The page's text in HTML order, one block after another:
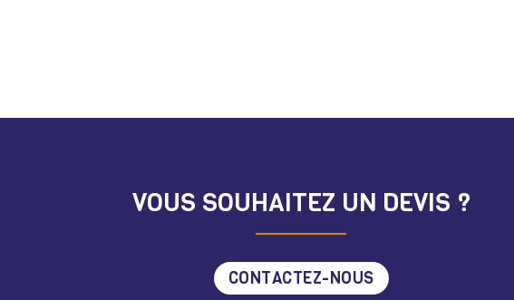
VOUS SOUHAITEZ UN DEVIS ?
CONTACTEZ-NOUS